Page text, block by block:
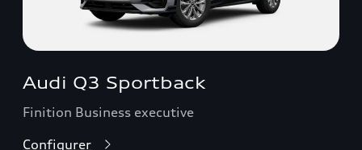
Audi Q3 Sportback
Finition Business executive
Configurer